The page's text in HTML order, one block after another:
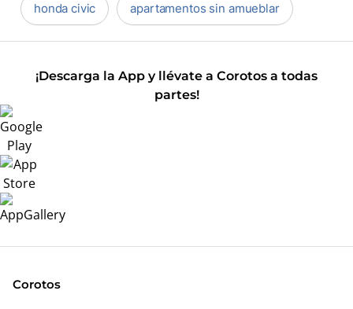
honda civic apartamentos sin amueblar
¡Descarga la App y llévate a Corotos a todas
partes!
Corotos